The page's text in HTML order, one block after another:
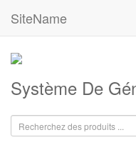
SiteName
Système De